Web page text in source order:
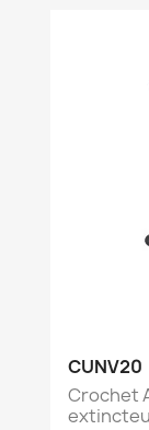
CUNV20
Crochet